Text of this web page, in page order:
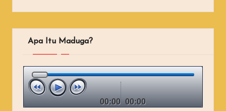
Apa Itu Maduga?
00:00 00:00